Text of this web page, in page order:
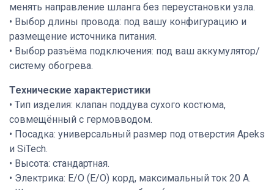
менять направление шланга без переустановки узла.
• Выбор длины провода: под вашу конфигурацию и
размещение источника питания.
• Выбор разъёма подключения: под ваш аккумулятор/
систему обогрева.
Технические характеристики
• Тип изделия: клапан поддува сухого костюма,
совмещённый с гермовводом.
• Посадка: универсальный размер под отверстия Apeks
и SiTech.
• Высота: стандартная.
• Электрика: E/O (Е/О) корд, максимальный ток 20 А.